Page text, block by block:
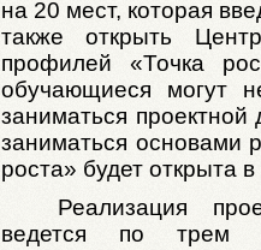
на 20 мест, которая
также открыть
профилей «Точка
обучающиеся могут
заниматься
заниматься основами
роста» будет
Реализация
ведется по трем